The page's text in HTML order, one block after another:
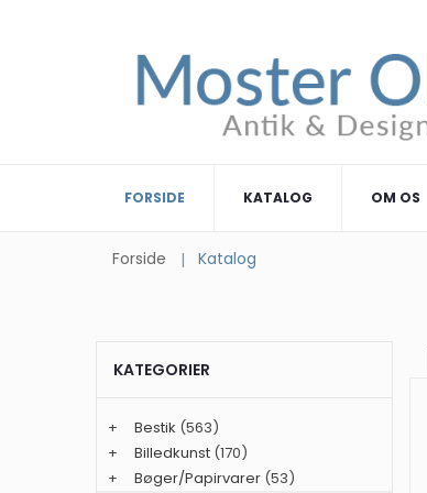
FORSIDE KATALOG OM OS
Forside Katalog
KATEGORIER
+ Bestik (563)
+
Billedkunst (170)
+
Bøger/Papirvarer (53)